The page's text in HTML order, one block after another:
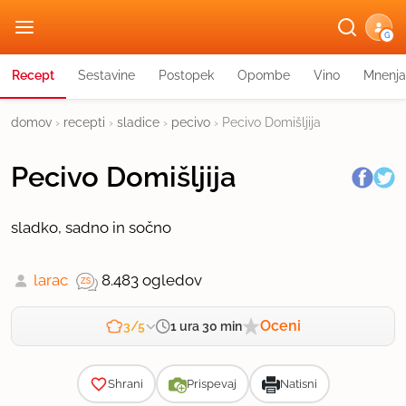
G
Recept Sestavine Postopek Opombe Vino Mnenja
domov › recepti › sladice › pecivo › Pecivo Domišljija
Pecivo Domišljija
sladko, sadno in sočno
larac 8.483 ogledov
3/5 1 ura 30 min Oceni
Shrani Prispevaj Natisni